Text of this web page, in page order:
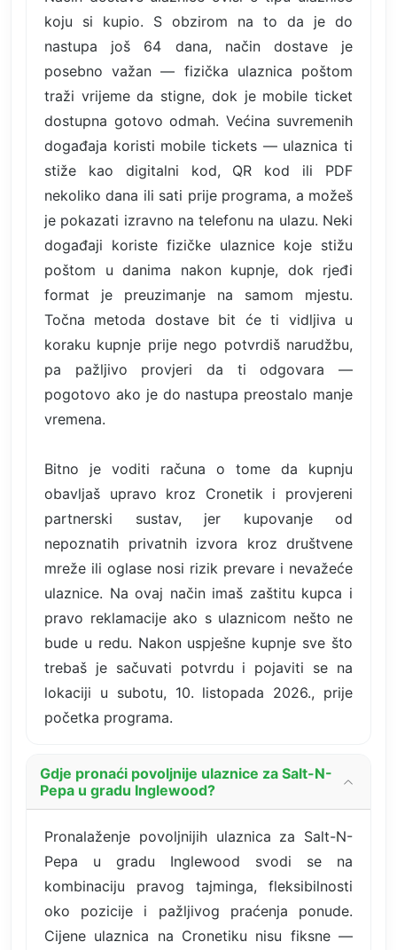
koju si kupio. S obzirom na to da je do
nastupa još 64 dana, način dostave je
posebno važan — fizička ulaznica poštom
traži vrijeme da stigne, dok je mobile ticket
dostupna gotovo odmah. Većina suvremenih
događaja koristi mobile tickets — ulaznica ti
stiže kao digitalni kod, QR kod ili PDF
nekoliko dana ili sati prije programa, a možeš
je pokazati izravno na telefonu na ulazu. Neki
događaji koriste fizičke ulaznice koje stižu
poštom u danima nakon kupnje, dok rjeđi
format je preuzimanje na samom mjestu.
Točna metoda dostave bit će ti vidljiva u
koraku kupnje prije nego potvrdiš narudžbu,
pa pažljivo provjeri da ti odgovara —
pogotovo ako je do nastupa preostalo manje
vremena.
Bitno je voditi računa o tome da kupnju
obavljaš upravo kroz Cronetik i provjereni
partnerski sustav, jer kupovanje od
nepoznatih privatnih izvora kroz društvene
mreže ili oglase nosi rizik prevare i nevažeće
ulaznice. Na ovaj način imaš zaštitu kupca i
pravo reklamacije ako s ulaznicom nešto ne
bude u redu. Nakon uspješne kupnje sve što
trebaš je sačuvati potvrdu i pojaviti se na
lokaciji u subotu, 10. listopada 2026., prije
početka programa.
Gdje pronaći povoljnije ulaznice za Salt-N-
Pepa u gradu Inglewood?
Pronalaženje povoljnijih ulaznica za Salt-N-
Pepa u gradu Inglewood svodi se na
kombinaciju pravog tajminga, fleksibilnosti
oko pozicije i pažljivog praćenja ponude.
Cijene ulaznica na Cronetiku nisu fiksne —